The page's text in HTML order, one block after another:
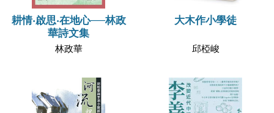
耕情‧啟思‧在地心──林政
華詩文集
林政華
大木作小學徒
邱椏峻